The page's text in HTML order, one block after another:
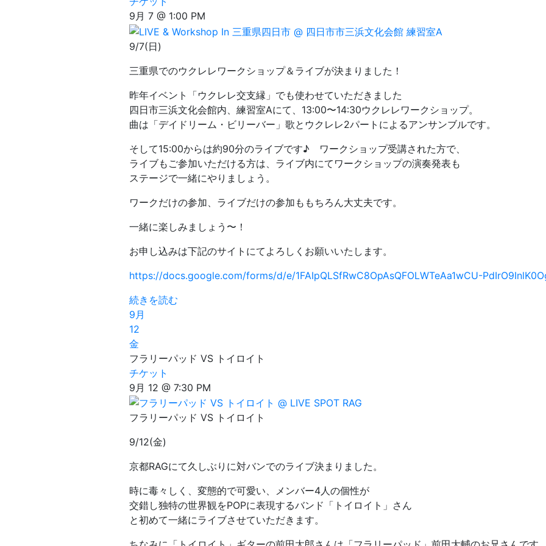
9月 7 @ 1:00 PM
9/7(日)
三重県でのウクレレワークショップ＆ライブが決まりました！
昨年イベント「ウクレレ交支縁」でも使わせていただきました
四日市三浜文化会館内、練習室Aにて、13:00〜14:30ウクレレワークショップ。
曲は「デイドリーム・ビリーバー」歌とウクレレ2パートによるアンサンブルです。
そして15:00からは約90分のライブです♪ ワークショップ受講された方で、
ライブもご参加いただける方は、ライブ内にてワークショップの演奏発表も
ステージで一緒にやりましょう。
ワークだけの参加、ライブだけの参加ももちろん大丈夫です。
一緒に楽しみましょう〜！
お申し込みは下記のサイトにてよろしくお願いいたします。
https://docs.google.com/forms/d/e/1FAIpQLSfRwC8OpAsQFOLWTeAa1wCU-
続きを読む
9月
12
金
フラリーパッド VS トイロイト
チケット
9月 12 @ 7:30 PM
フラリーパッド VS トイロイト
9/12(金)
京都RAGにて久しぶりに対バンでのライブ決まりました。
時に毒々しく、変態的で可愛い、メンバー4人の個性が
交錯し独特の世界観をPOPに表現するバンド「トイロイト」さん
と初めて一緒にライブさせていただきます。